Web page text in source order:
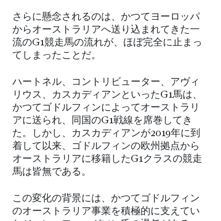
さらに懸念されるのは、かつてヨーロッパ
からオーストラリアへ送り込まれてきた一
流のG1競走馬の流れが、ほぼ完全に止まっ
てしまったことだ。
ハートネル、コントリビューター、アヴィ
リウス、カスカディアンといったG1馬は、
かつてゴドルフィンによってオーストラリ
アに送られ、同国のG1戦線を席巻してき
た。しかし、カスカディアンが2019年に到
着して以来、ゴドルフィンの欧州拠点から
オーストラリアに移籍したG1クラスの競走
馬は皆無である。
この変化の背景には、かつてゴドルフィン
のオーストラリア事業を積極的に支えてい